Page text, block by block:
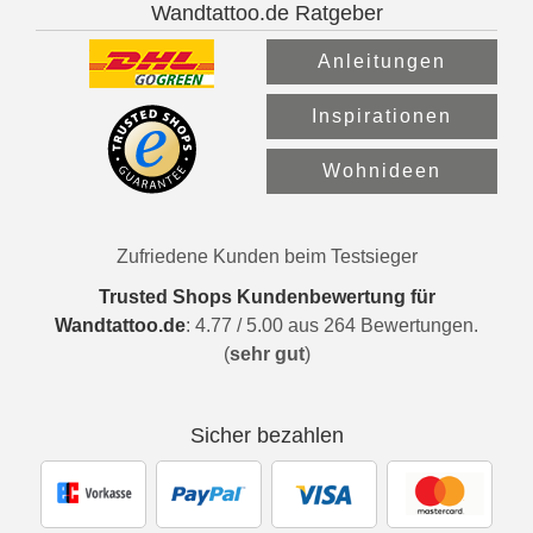
Wandtattoo.de Ratgeber
Anleitungen
Inspirationen
Wohnideen
Zufriedene Kunden beim Testsieger
Trusted Shops Kundenbewertung für
Wandtattoo.de: 4.77 / 5.00 aus 264 Bewertungen.
(sehr gut)
Sicher bezahlen